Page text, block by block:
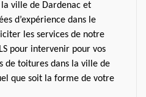
la ville de Dardenac et
d’expérience dans le
les services de notre
pour intervenir pour vos
de toitures dans la ville de
que soit la forme de votre